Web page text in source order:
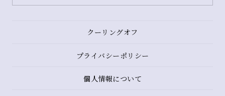
クーリングオフ
プライバシーポリシー
個人情報について